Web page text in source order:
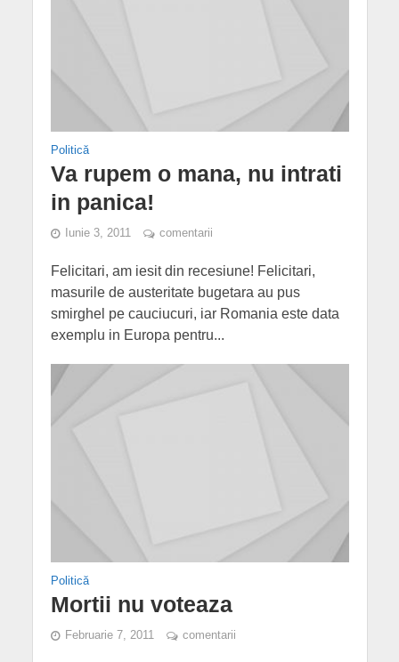
Politică
Va rupem o mana, nu intrati
in panica!
Iunie 3, 2011 comentarii
Felicitari, am iesit din recesiune! Felicitari,
masurile de austeritate bugetara au pus
smirghel pe cauciucuri, iar Romania este data
exemplu in Europa pentru...
Politică
Mortii nu voteaza
Februarie 7, 2011 comentarii